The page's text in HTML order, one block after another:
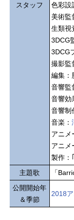
スタッフ
色彩設
美術監
生類視
3DCG
3DCG
撮影監
編集：
音響監
音響効
音響制
音楽：
アニメ
アニメ
製作：｢
主題歌
「
公開開始年
＆季節
2018